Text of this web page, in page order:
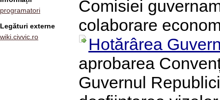
programatori
Legături externe
wiki.civvic.ro
Comisiei
colaborare
Hotărârea
aprobarea
Guvernul